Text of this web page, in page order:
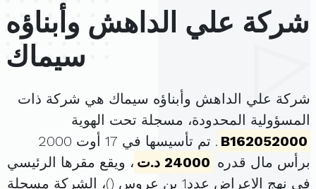
شركة علي الداهش وأبناؤه
سيماك
شركة علي الداهش وأبناؤه سيماك هي شركة ذات
المسؤولية المحدودة، مسجلة تحت الهوية
B162052000
. تم تأسيسها في 17 أوت 2000
برأس مال قدره 24000 د.ت
، ويقع مقرها الرئيسي
في نهج الاعراض عدد1 بن عروس (
)، الشركة مسجلة